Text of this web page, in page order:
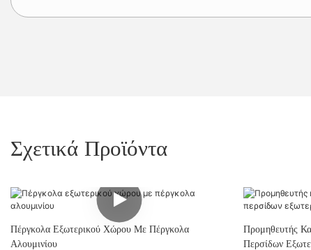
Σχετικά Προϊόντα
Πέργκολα Εξωτερικού Χώρου Με Πέργκολα
Αλουμινίου
Προμηθευτής
Περσίδων